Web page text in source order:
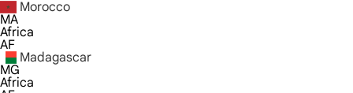
Morocco
MA
Africa
AF
Madagascar
MG
Africa